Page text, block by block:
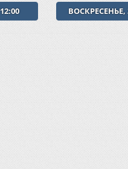
ВОСКРЕСЕНЬЕ,